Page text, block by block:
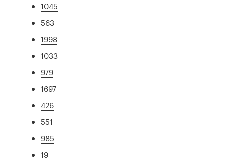
1045
563
1998
1033
979
1697
426
551
985
19